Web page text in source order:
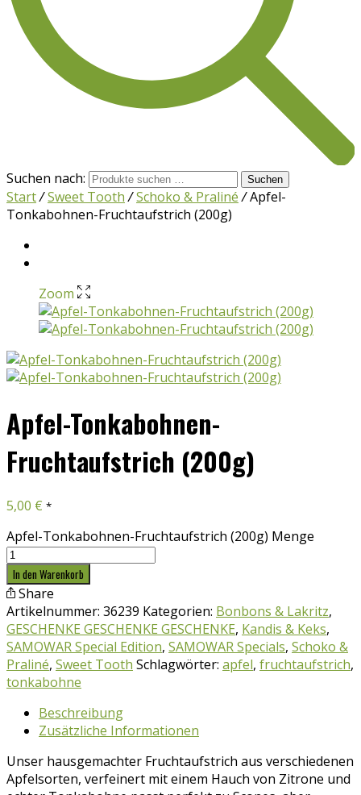
Suchen nach: Suchen
Start/Sweet Tooth /Schoko & Praliné /Apfel-
Tonkabohnen-Fruchtaufstrich (200g)
Zoom
Apfel-Tonkabohnen-
Fruchtaufstrich (200g)
5,00 € *
Apfel-Tonkabohnen-Fruchtaufstrich (200g) Menge
In den Warenkorb
Share
Artikelnummer: 36239 Kategorien: Bonbons & Lakritz,
GESCHENKE GESCHENKE GESCHENKE, Kandis & Keks,
SAMOWAR Special Edition, SAMOWAR Specials, Schoko &
Praliné, Sweet Tooth Schlagwörter: apfel, fruchtaufstrich,
tonkabohne
Beschreibung
Zusätzliche Informationen
Unser hausgemachter Fruchtaufstrich aus verschiedenen
Apfelsorten, verfeinert mit einem Hauch von Zitrone und